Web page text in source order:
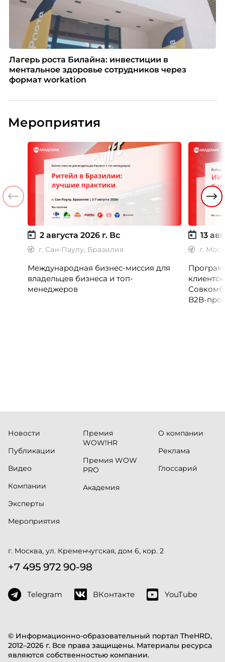
Лагерь роста Билайна: инвестиции в
ментальное здоровье сотрудников через
формат workation
Мероприятия
2 августа 2026 г. Вс
г. Сан-Паулу, Бразилия
Международная бизнес-миссия для
владельцев бизнеса и топ-
менеджеров
13
г.
B2B-
© Информационно-образовательный портал TheHRD,
2012–2026 г. Все права защищены. Материалы ресурса
являются собственностью компании.
Новости
Публикации
Видео
Компании
Эксперты
Мероприятия
Премия
WOW!HR
Премия WOW
PRO
Академия
О компании
Реклама
Глоссарий
г. Москва, ул. Кременчугская, дом 6, кор. 2
+7 495 972 90-98
Telegram ВКонтакте YouTube